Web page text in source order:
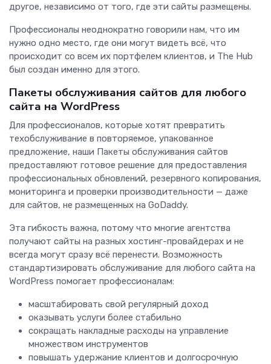
другое, независимо от того, где эти сайты размещены.
Профессионалы неоднократно говорили нам, что им
нужно одно место, где они могут видеть всё, что
происходит со всем их портфелем клиентов, и The Hub
был создан именно для этого.
Пакеты обслуживания сайтов для любого
сайта на WordPress
Для профессионалов, которые хотят превратить
техобслуживание в повторяемое, упакованное
предложение, наши Пакеты обслуживания сайтов
предоставляют готовое решение для предоставления
профессиональных обновлений, резервного копирования,
мониторинга и проверки производительности — даже
для сайтов, не размещенных на GoDaddy.
Эта гибкость важна, потому что многие агентства
получают сайты на разных хостинг-провайдерах и не
всегда могут сразу всё перенести. Возможность
стандартизировать обслуживание для любого сайта на
WordPress помогает профессионалам:
масштабировать свой регулярный доход
оказывать услуги более стабильно
сокращать накладные расходы на управление
множеством инструментов
повышать удержание клиентов и долгосрочную